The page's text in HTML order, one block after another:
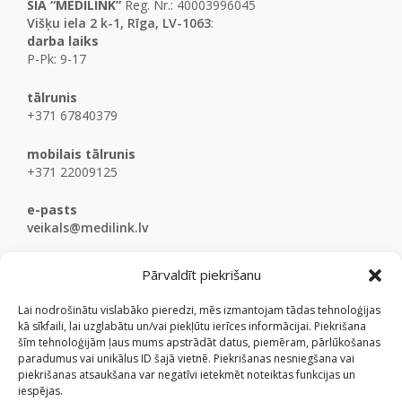
Pārvaldīt piekrišanu
Lai nodrošinātu vislabāko pieredzi, mēs izmantojam tādas tehnoloģijas
kā sīkfaili, lai uzglabātu un/vai piekļūtu ierīces informācijai. Piekrišana
šīm tehnoloģijām ļaus mums apstrādāt datus, piemēram, pārlūkošanas
paradumus vai unikālus ID šajā vietnē. Piekrišanas nesniegšana vai
piekrišanas atsaukšana var negatīvi ietekmēt noteiktas funkcijas un
iespējas.
SIA “MEDILINK” Reg. Nr.: 40003996045
Višķu iela 2 k-1, Rīga, LV-1063:
darba laiks
P-Pk: 9-17
tālrunis
+371 67840379
mobilais tālrunis
+371 22009125
e-pasts
veikals@medilink.lv